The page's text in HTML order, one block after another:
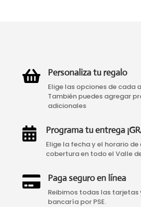
 Personaliza tu regalo
Elige las opciones de cada
También puedes agregar
adicionales
 Programa tu entrega
Elige la fecha y el horario
cobertura en todo el Valle
 Paga seguro en línea
Reibimos todas las
bancaría por PSE.